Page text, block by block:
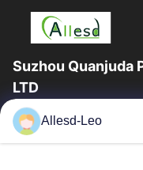
Suzhou Quanjuda
LTD
16years ervaring, als
ESD & Cleanroom
Allesd-Leo